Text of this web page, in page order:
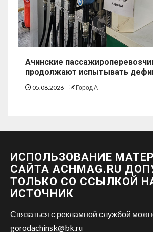
Ачинские
продолжают испытывать
05.08.2026 Город А
ИСПОЛЬЗОВАНИЕ
САЙТА ACHMAG.RU
ТОЛЬКО СО ССЫЛКОЙ
ИСТОЧНИК
Связаться с рекламной службой
gorodachinsk@bk.ru